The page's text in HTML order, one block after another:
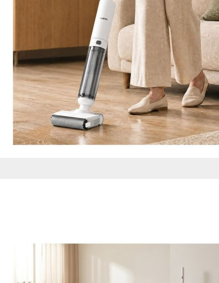
Información de
Cookies analíticas
Estas cookies nos
de nuestro sitio
navegan por el
Información de
Cookies de
Estas cookies
por terceras partes